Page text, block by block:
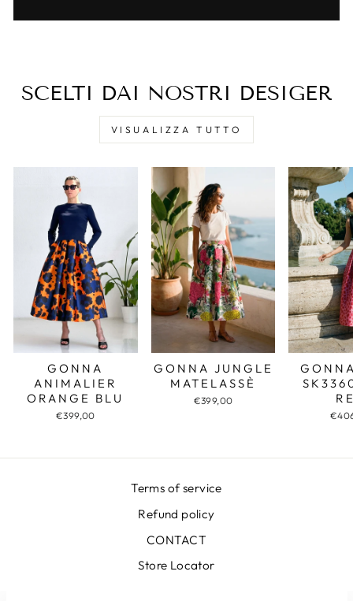
SCELTI DAI NOSTRI DESIGER
VISUALIZZA TUTTO
GONNA
ANIMALIER
ORANGE BLU
€399,00
GONNA JUNGLE
MATELASSÈ
€399,00
Terms of service
Refund policy
CONTACT
Store Locator